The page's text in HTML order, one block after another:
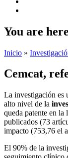
You are here
Inicio »
Cemcat,
La investigación es
alto nivel de la
queda patente en la
publicados (73
impacto (753,76 el
El 90% de la